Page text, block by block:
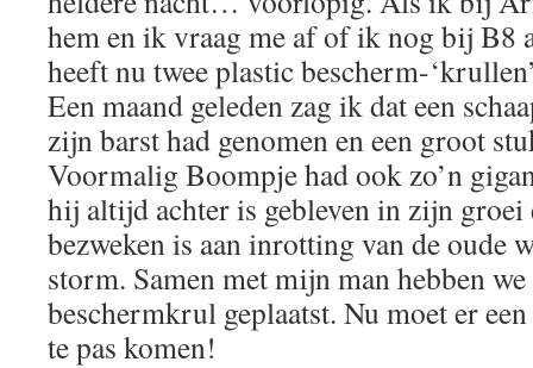
hem en ik vraag me af of ik nog bij B8
heeft nu twee plastic bescherm-
Een maand geleden zag ik dat een
zijn barst had genomen en een groot
Voormalig Boompje had ook zo’n
hij altijd achter is gebleven in zijn
bezweken is aan inrotting van de oude
storm. Samen met mijn man hebben we
beschermkrul geplaatst. Nu moet er
te pas komen!